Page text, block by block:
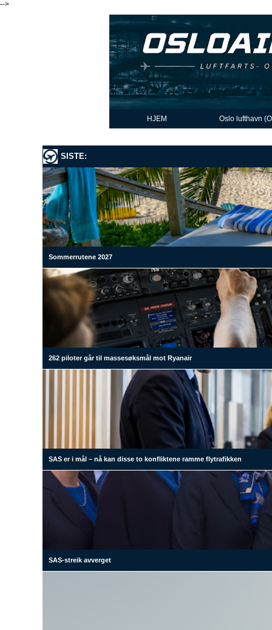
-->
HJEM Oslo lufthavn
SISTE:
Sommerrutene 2027
262 piloter går til massesøksmål mot Ryanair
SAS er i mål – nå kan disse to konfliktene ramme flytrafikken
SAS-streik avverget